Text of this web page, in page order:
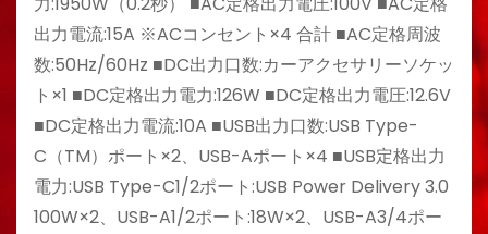
出力電流:15A ※ACコンセント×4 合計 ■AC定格周波
数:50Hz/60Hz ■DC出力口数:カーアクセサリーソケッ
ト×1 ■DC定格出力電力:126W ■DC定格出力電圧:12.6V
■DC定格出力電流:10A ■USB出力口数:USB Type-
C（TM）ポート×2、USB-Aポート×4 ■USB定格出力
電力:USB Type-C1/2ポート:USB Power Delivery 3.0
100W×2、USB-A1/2ポート:18W×2、USB-A3/4ポー